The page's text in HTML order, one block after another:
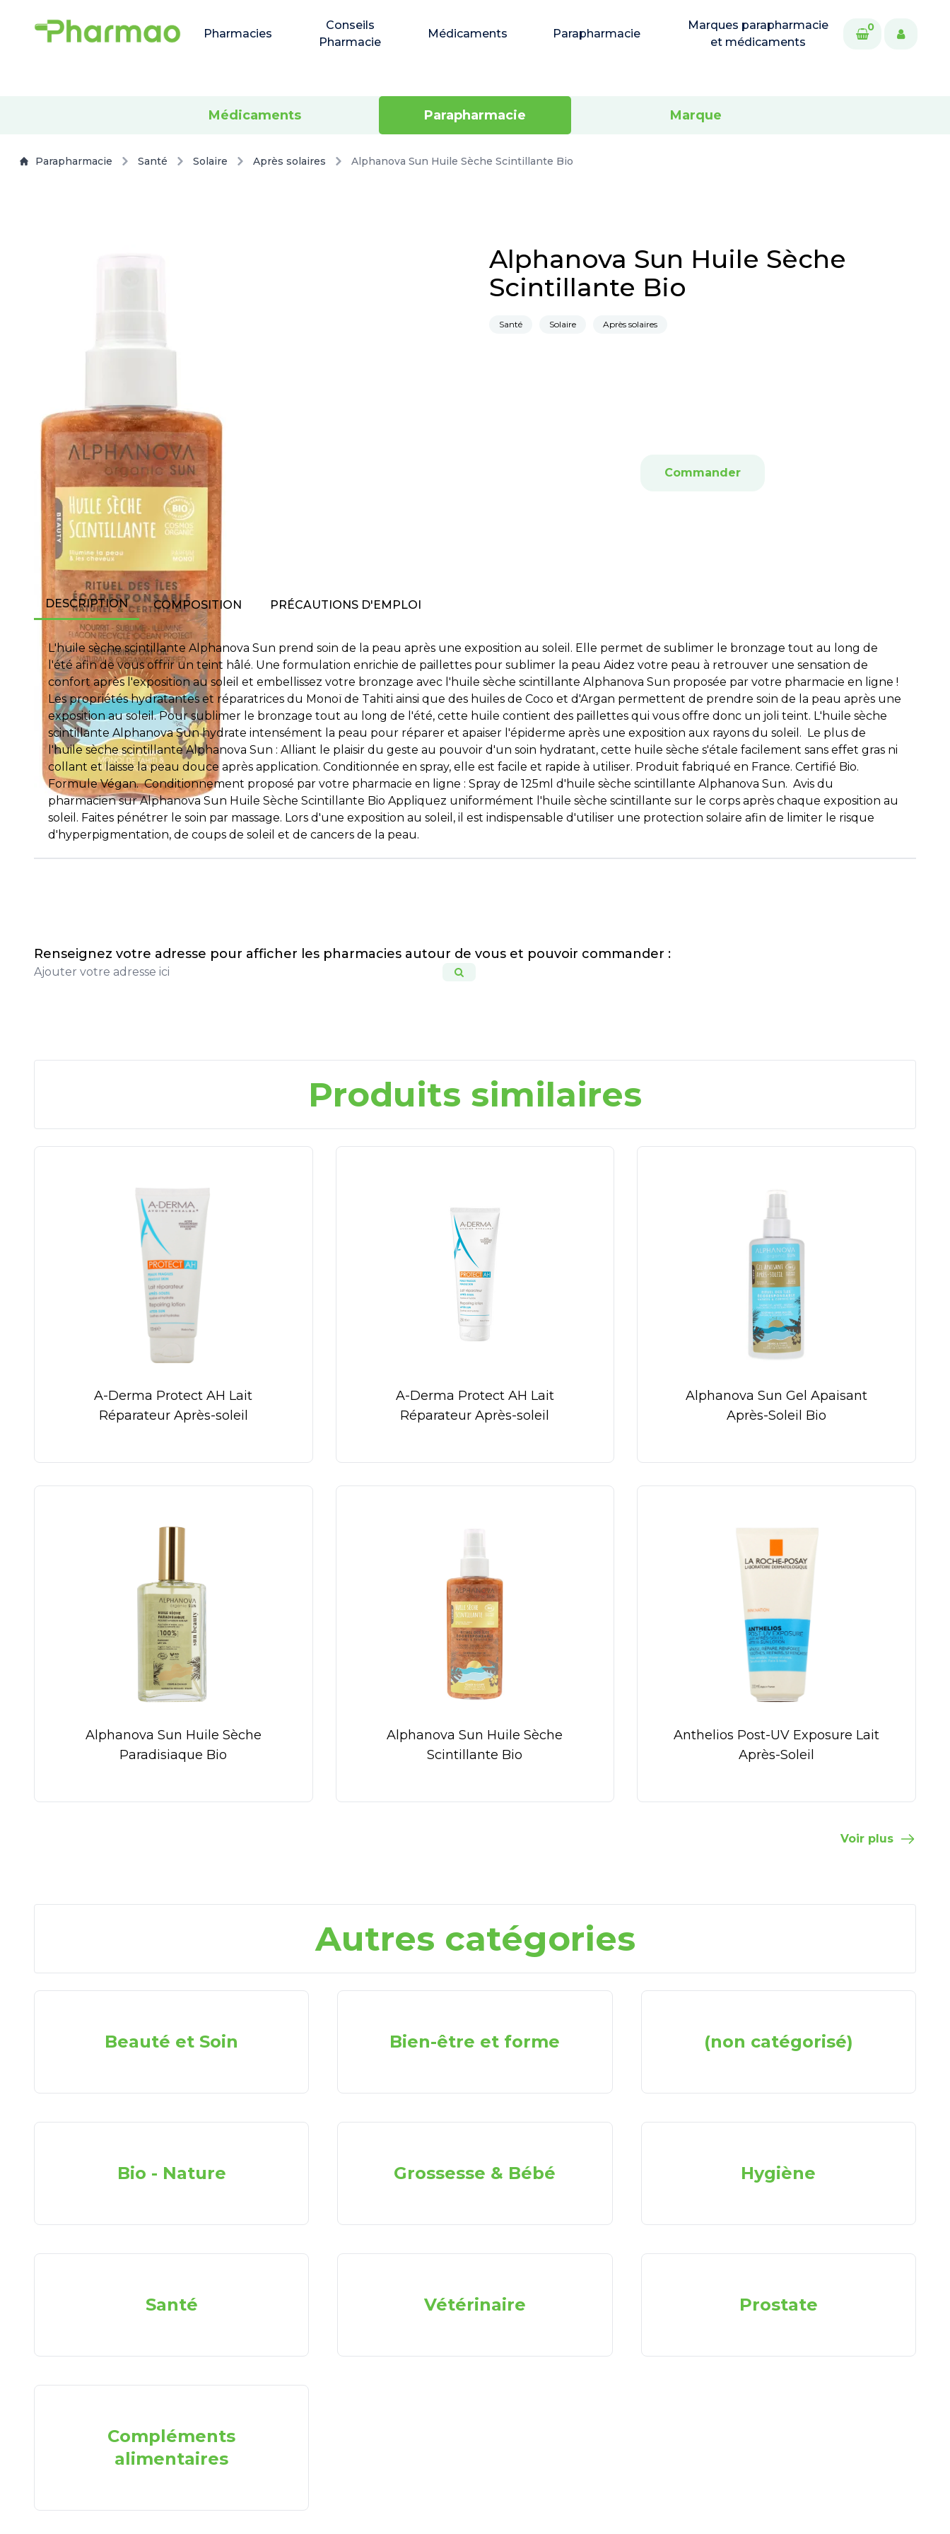
Pharmacies
Conseils
Pharmacie
Médicaments Parapharmacie
Marques parapharmacie
et médicaments
0
Médicaments Parapharmacie Marque
Parapharmacie Santé Solaire Après solaires Alphanova Sun Huile Sèche Scintillante Bio
Alphanova Sun Huile Sèche
Scintillante Bio
Santé Solaire Après solaires
Commander
DESCRIPTION COMPOSITION PRÉCAUTIONS D'EMPLOI
L'huile sèche scintillante Alphanova Sun prend soin de la peau après une exposition au soleil. Elle permet de sublimer le bronzage tout au long de
l'été afin de vous offrir un teint hâlé. Une formulation enrichie de paillettes pour sublimer la peau Aidez votre peau à retrouver une sensation de
confort après l'exposition au soleil et embellissez votre bronzage avec l'huile sèche scintillante Alphanova Sun proposée par votre pharmacie en ligne !
Les propriétés hydratantes et réparatrices du Monoï de Tahiti ainsi que des huiles de Coco et d'Argan permettent de prendre soin de la peau après une
exposition au soleil. Pour sublimer le bronzage tout au long de l'été, cette huile contient des paillettes qui vous offre donc un joli teint. L'huile sèche
scintillante Alphanova Sun hydrate intensément la peau pour réparer et apaiser l'épiderme après une exposition aux rayons du soleil. Le plus de
l'huile sèche scintillante Alphanova Sun : Alliant le plaisir du geste au pouvoir d'un soin hydratant, cette huile sèche s'étale facilement sans effet gras ni
collant et laisse la peau douce après application. Conditionnée en spray, elle est facile et rapide à utiliser. Produit fabriqué en France. Certifié Bio.
Formule Végan. Conditionnement proposé par votre pharmacie en ligne : Spray de 125ml d'huile sèche scintillante Alphanova Sun. Avis du
pharmacien sur Alphanova Sun Huile Sèche Scintillante Bio Appliquez uniformément l'huile sèche scintillante sur le corps après chaque exposition au
soleil. Faites pénétrer le soin par massage. Lors d'une exposition au soleil, il est indispensable d'utiliser une protection solaire afin de limiter le risque
d'hyperpigmentation, de coups de soleil et de cancers de la peau.
Renseignez votre adresse pour afficher les pharmacies autour de vous et pouvoir commander :
Produits similaires
A-Derma Protect AH Lait
Réparateur Après-soleil
A-Derma Protect AH Lait
Réparateur Après-soleil
Alphanova Sun Gel Apaisant
Après-Soleil Bio
Alphanova Sun Huile Sèche
Paradisiaque Bio
Alphanova Sun Huile Sèche
Scintillante Bio
Anthelios Post-UV Exposure Lait
Après-Soleil
Voir plus
Autres catégories
Beauté et Soin Bien-être et forme (non catégorisé)
Bio - Nature Grossesse & Bébé Hygiène
Santé Vétérinaire Prostate
Compléments
alimentaires